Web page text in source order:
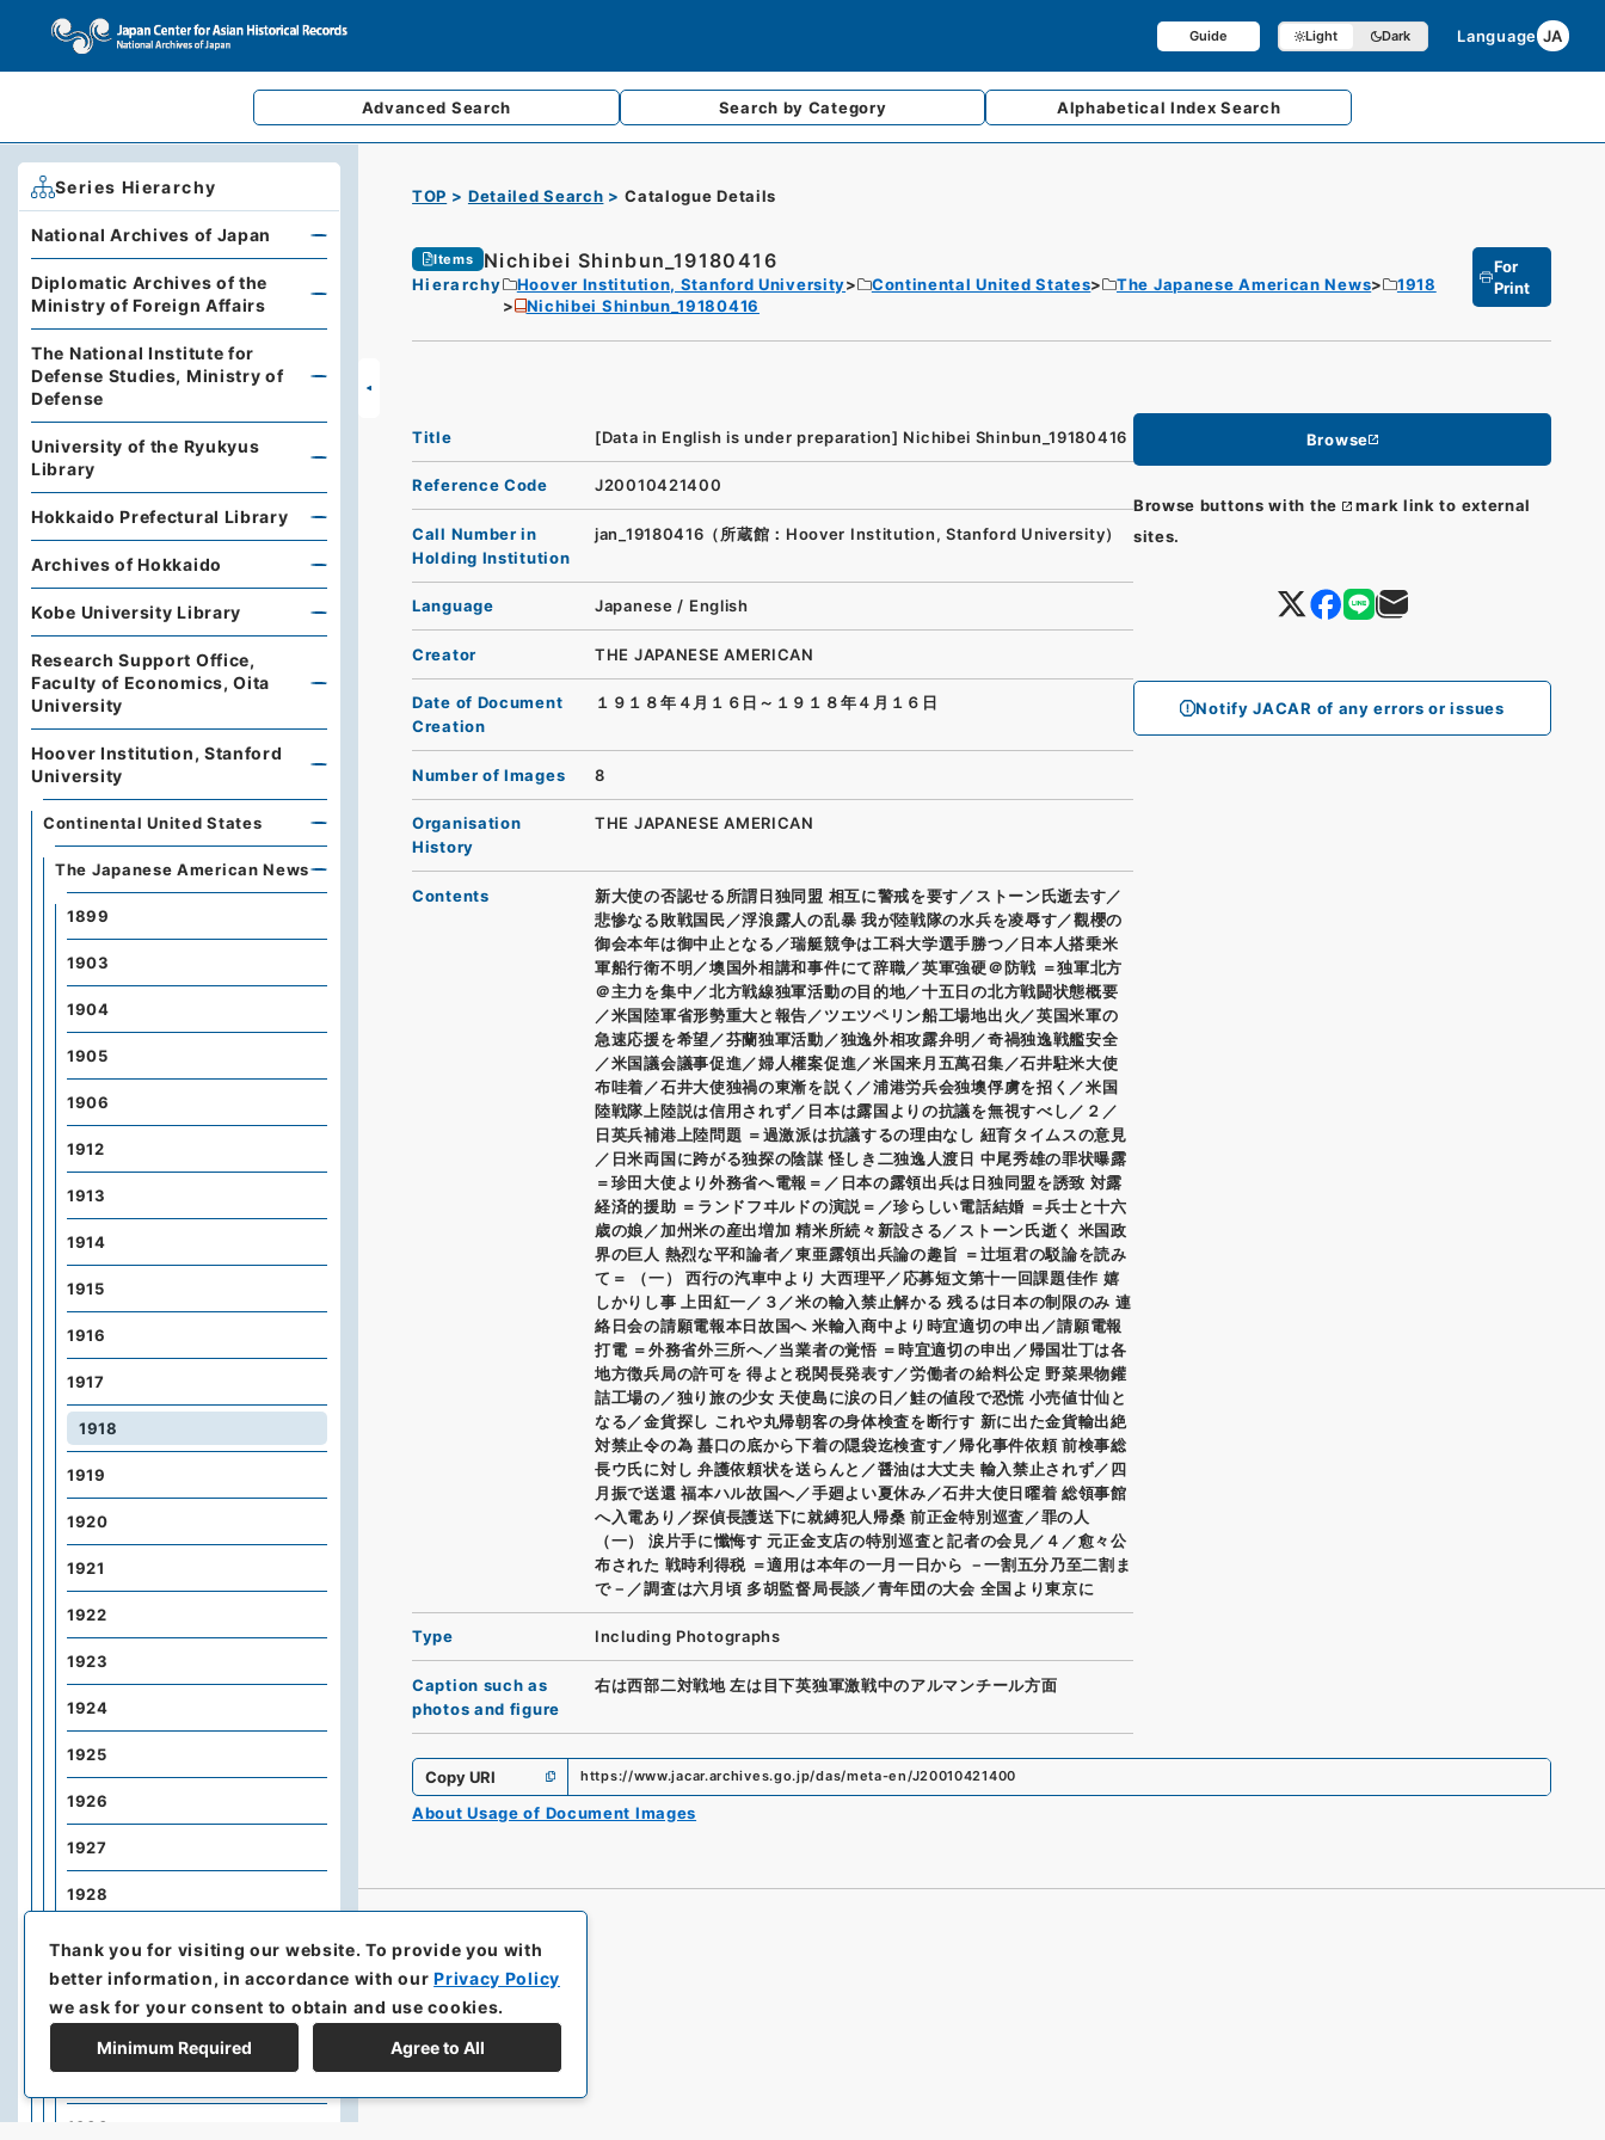
Guide Light Dark Language JA
Advanced Search Search by Category AlphabeticalIndex Search
TOP Detailed Search Catalogue Details
Items Nichibei Shinbun_19180416
Hierarchy Hoover Institution, Stanford University Continental United States The Japanese American News
1918
Nichibei Shinbun_19180416
For
Print
Browse
Browse buttons with the
mark link to external
sites.
Notify JACAR of any errors or issues
Title [Data in English is under preparation] Nichibei Shinbun_19180416
Reference Code J20010421400
Call Number in
Holding Institution
jan_19180416（所蔵館：Hoover Institution, Stanford University）
Language Japanese / English
Creator THE JAPANESE AMERICAN
Date of Document
Creation
１９１８年４月１６日～１９１８年４月１６日
Number of Images 8
Organisation
History
THE JAPANESE AMERICAN
Contents
新大使の否認せる所謂日独同盟 相互に警戒を要す／ストーン氏逝去す／
悲惨なる敗戦国民／浮浪露人の乱暴 我が陸戦隊の水兵を凌辱す／觀櫻の
御会本年は御中止となる／瑞艇競争は工科大学選手勝つ／日本人搭乗米
軍船行衛不明／墺国外相講和事件にて辞職／英軍強硬＠防戦 ＝独軍北方
＠主力を集中／北方戦線独軍活動の目的地／十五日の北方戦闘状態概要
／米国陸軍省形勢重大と報告／ツエツペリン船工場地出火／英国米軍の
急速応援を希望／芬蘭独軍活動／独逸外相攻露弁明／奇禍独逸戦艦安全
／米国議会議事促進／婦人權案促進／米国来月五萬召集／石井駐米大使
布哇着／石井大使独禍の東漸を説く／浦港労兵会独墺俘虜を招く／米国
陸戦隊上陸説は信用されず／日本は露国よりの抗議を無視すべし／２／
日英兵補港上陸問題 ＝過激派は抗議するの理由なし 紐育タイムスの意見
／日米両国に跨がる独探の陰謀 怪しき二独逸人渡日 中尾秀雄の罪状曝露
＝珍田大使より外務省へ電報＝／日本の露領出兵は日独同盟を誘致 対露
経済的援助 ＝ランドフヰルドの演説＝／珍らしい電話結婚 ＝兵士と十六
歳の娘／加州米の産出増加 精米所続々新設さる／ストーン氏逝く 米国政
界の巨人 熱烈な平和論者／東亜露領出兵論の趣旨 ＝辻垣君の駁論を読み
て＝ （一） 西行の汽車中より 大西理平／応募短文第十一回課題佳作 嬉
しかりし事 上田紅一／３／米の輸入禁止解かる 残るは日本の制限のみ 連
絡日会の請願電報本日故国へ 米輸入商中より時宜適切の申出／請願電報
打電 ＝外務省外三所へ／当業者の覚悟 ＝時宜適切の申出／帰国壮丁は各
地方徴兵局の許可を 得よと税関長発表す／労働者の給料公定 野菜果物鑵
詰工場の／独り旅の少女 天使島に涙の日／鮭の値段で恐慌 小売値廿仙と
なる／金貨探し これや丸帰朝客の身体検査を断行す 新に出た金貨輸出絶
対禁止令の為 蟇口の底から下着の隠袋迄検査す／帰化事件依頼 前検事総
長ウ氏に対し 弁護依頼状を送らんと／醤油は大丈夫 輸入禁止されず／四
月振で送還 福本ハル故国へ／手廻よい夏休み／石井大使日曜着 総領事館
へ入電あり／探偵長護送下に就縛犯人帰桑 前正金特別巡査／罪の人
（一） 涙片手に懺悔す 元正金支店の特別巡査と記者の会見／４／愈々公
布された 戦時利得税 ＝適用は本年の一月一日から －一割五分乃至二割ま
で－／調査は六月頃 多胡監督局長談／青年団の大会 全国より東京に
Type Including Photographs
Caption such as
photos and figure
右は西部二対戦地 左は目下英独軍激戦中のアルマンチール方面
Copy URI https://www.jacar.archives.go.jp/das/meta-en/J20010421400
About Usage of Document Images
Series Hierarchy
National Archives of Japan
Diplomatic Archives of the
Ministry of Foreign Affairs
The National Institute for
Defense Studies, Ministry of
Defense
University of the Ryukyus
Library
Hokkaido Prefectural Library
Archives of Hokkaido
Kobe University Library
Research Support Office,
Faculty of Economics, Oita
University
Hoover Institution, Stanford
University
Continental United States
The Japanese American News
1899
1903
1904
1905
1906
1912
1913
1914
1915
1916
1917
1918
1919
1920
1921
1922
1923
1924
1925
1926
1927
1928
1929
1930
1933
Thank you for visiting our website.To provide you with
better information, in accordance with ourPrivacy Policy
we ask for your consent to obtain and use cookies.
Minimum Required Agree to All